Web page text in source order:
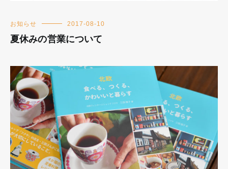
お知らせ 2017-08-10
夏休みの営業について